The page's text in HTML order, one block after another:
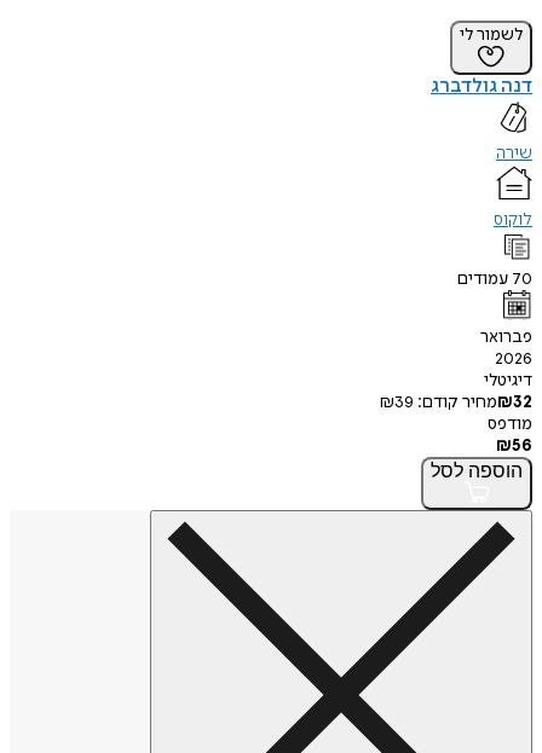
לשמור לי
דנה גולדברג
שירה
לוקוס
70 עמודים
פברואר
2026
דיגיטלי
₪32 מחיר קודם: ₪39
מודפס
₪56
הוספה לסל